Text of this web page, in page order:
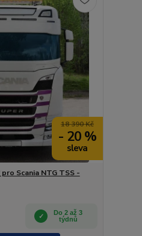
18 390 Kč
- 20 %
Scania NTG TSS -
Do 2 až 3
týdnů